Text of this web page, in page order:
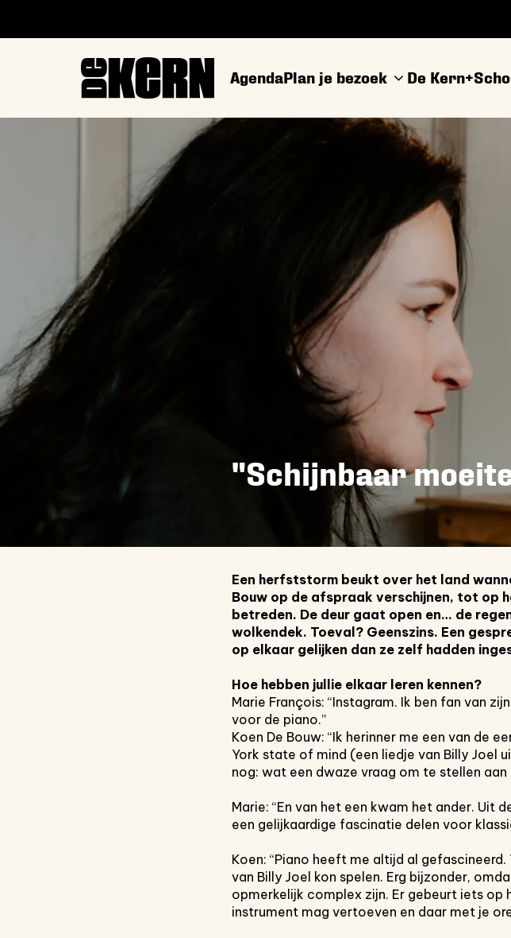
AgendaPlan je bezoek De Kern+
"Schijnbaar
Een herfststorm beukt over het land
Bouw op de afspraak verschijnen, tot op
betreden. De deur gaat open en… de
wolkendek. Toeval? Geenszins. Een
op elkaar gelijken dan ze zelf hadden
Hoe hebben jullie elkaar leren kennen?
Marie François: “Instagram. Ik ben fan van
voor de piano.”
Koen De Bouw: “Ik herinner me een van de
York state of mind (een liedje van Billy Joel
nog: wat een dwaze vraag om te stellen
Marie: “En van het een kwam het ander. Uit
een gelijkaardige fascinatie delen voor
Koen: “Piano heeft me altijd al
van Billy Joel kon spelen. Erg bijzonder,
opmerkelijk complex zijn. Er gebeurt iets op
instrument mag vertoeven en daar met je